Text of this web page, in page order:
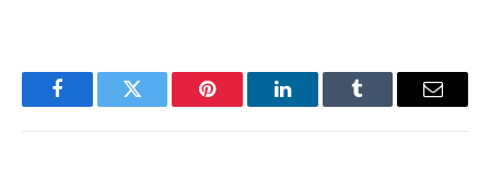
FacebookTwitter Pinterest LinkedInTumblr Email